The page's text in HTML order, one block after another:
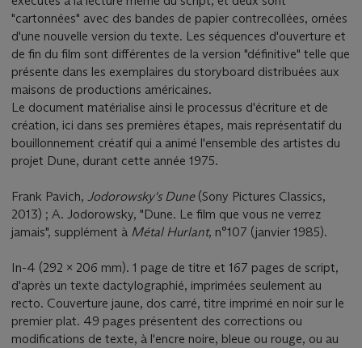
"cartonnées" avec des bandes de papier contrecollées, ornées
d'une nouvelle version du texte. Les séquences d'ouverture et
de fin du film sont différentes de la version "définitive" telle que
présente dans les exemplaires du storyboard distribuées aux
maisons de productions américaines.
Le document matérialise ainsi le processus d'écriture et de
création, ici dans ses premières étapes, mais représentatif du
bouillonnement créatif qui a animé l'ensemble des artistes du
projet Dune, durant cette année 1975.
Frank Pavich, Jodorowsky's Dune (Sony Pictures Classics,
2013) ; A. Jodorowsky, "Dune. Le film que vous ne verrez
jamais", supplément à Métal Hurlant, n°107 (janvier 1985).
In-4 (292 x 206 mm). 1 page de titre et 167 pages de script,
d'après un texte dactylographié, imprimées seulement au
recto. Couverture jaune, dos carré, titre imprimé en noir sur le
premier plat. 49 pages présentent des corrections ou
modifications de texte, à l'encre noire, bleue ou rouge, ou au